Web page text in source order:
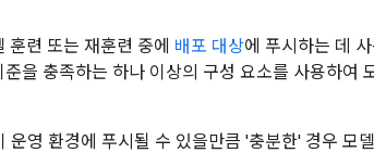
련 또는 재훈련 중에 배포 대상에 푸시하는 데
을 충족하는 하나 이상의 구성 요소를 사용하여
운영 환경에 푸시될 수 있을만큼 '충분한' 경우 모